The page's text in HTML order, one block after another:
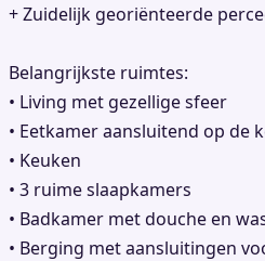
+ Zuidelijk georiënteerde
Belangrijkste ruimtes:
• Living met gezellige sfeer
• Eetkamer aansluitend op de
• Keuken
• 3 ruime slaapkamers
• Badkamer met douche en
• Berging met aansluitingen